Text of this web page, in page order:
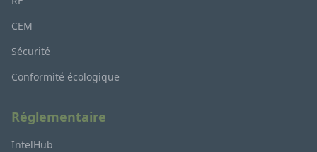
CEM
Sécurité
Conformité écologique
Réglementaire
IntelHub